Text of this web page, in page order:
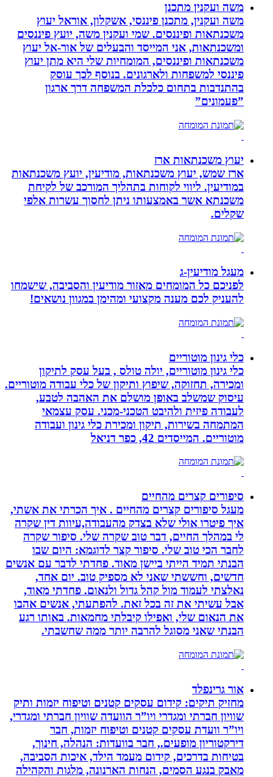
משה ועקנין מתכנן
משה ועקנין, מתכנן פיננסי, אשקלון, אוראל יעוץ
משכנתאות ופיננסים. שמי ועקנין משה, יועץ פיננסים
ומשכנתאות, אני המייסד והבעלים של אור-אל יעוץ
משכנתאות ופיננסים, המומחיות שלי היא מתן יעוץ
פיננסי למשפחות ולארגונים. בנוסף לכך עוסק
בהתנדבות בתחום כלכלת המשפחה דרך ארגון
”פעמונים”
יעוץ משכנתאות ארז
ארז שמש, יעוץ משכנתאות, מודיעין, יועץ משכנתאות
במודיעין. ליווי לקוחות בתהליך המורכב של לקיחת
משכנתא אשר באמצעותו ניתן לחסוך עשרות אלפי
שקלים.
מעגל מודיעין-ג
לפניכם כל המומחים מאזור מודיעין והסביבה, שישמחו
להעניק לכם מענה מקצועי ומהימן במגוון נושאים!
כלי גינון מוטוריים
כלי גינון מוטוריים, יולה טולס , בעל עסק לתיקון
ומכירה, תחזוקה, שיפוץ ותיקון של כלי עבודה מוטוריים.
עיסוק שמשלב באופן מושלם את האהבה לטבע,
לעבודה פיזית ולהיבט הטכני-מכני. עסק עצמאי
המתמחה בשירות, תיקון ומכירת כלי גינון ועבודה
מוטוריים. המייסדים 42, כפר דניאל
סיפורים קצרים מהחיים
מעגל סיפורים קצרים מהחיים . איך הכרתי את אשתי,
איך פיטרו אולי שלא בצדק מהעבודה,עיוות דין שקרה
לי במהלך החיים, דבר טוב שקרה שלי. סיפור שקרה
לחבר הכי טוב שלי. סיפור קצר לדוגמא: היום שבו
הבנתי תמיד הייתי ביישן מאוד. פחדתי לדבר עם אנשים
חדשים, וחששתי שאני לא מספיק טוב. יום אחד,
נאלצתי לעמוד מול קהל גדול ולנאום. פחדתי מאוד,
אבל עשיתי את זה בכל זאת. להפתעתי, אנשים אהבו
את הנאום שלי, ואפילו קיבלתי מחמאות. באותו רגע
הבנתי שאני מסוגל להרבה יותר ממה שחשבתי.
אור גרינפלד
מחזיק תיקים: קידום עסקים קטנים וטיפוח יזמות ותיק
שוויון חברתי ומגדרי ויו”ר הוועדה שוויון חברתי ומגדרי,
ויו”ר וועדת עסקים קטנים וטיפוח יזמות, חבר
דירקטוריון מופעים., חבר בוועדות: הנהלה, חינוך,
בטיחות בדרכים, קידום מעמד הילד, איכות הסביבה,
מאבק בנגע הסמים, הנחות הארנונה, מלגות והקהילה